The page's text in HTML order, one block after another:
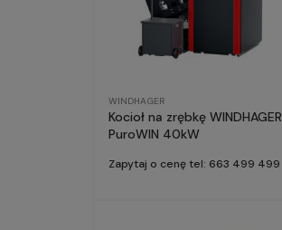
WINDHAGER
Kocioł na zrębkę WINDHAGER
PuroWIN 40kW
Zapytaj o cenę tel: 663 499 499